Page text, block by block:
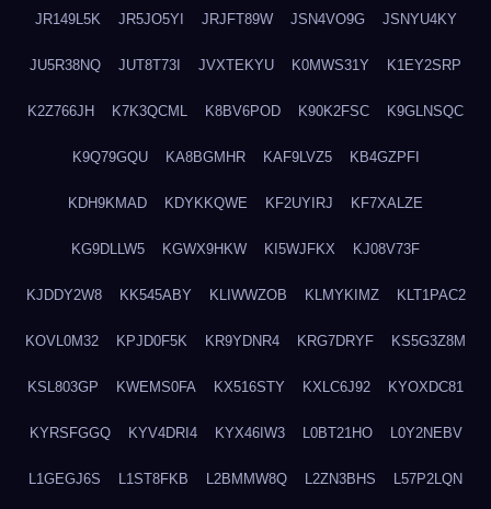
JR149L5K JR5JO5YI JRJFT89W JSN4VO9G JSNYU4KY
JU5R38NQ JUT8T73I JVXTEKYU K0MWS31Y K1EY2SRP
K2Z766JH K7K3QCML K8BV6POD K90K2FSC K9GLNSQC
K9Q79GQU KA8BGMHR KAF9LVZ5 KB4GZPFI
KDH9KMAD KDYKKQWE KF2UYIRJ KF7XALZE
KG9DLLW5 KGWX9HKW KI5WJFKX KJ08V73F
KJDDY2W8 KK545ABY KLIWWZOB KLMYKIMZ KLT1PAC2
KOVL0M32 KPJD0F5K KR9YDNR4 KRG7DRYF KS5G3Z8M
KSL803GP KWEMS0FA KX516STY KXLC6J92 KYOXDC81
KYRSFGGQ KYV4DRI4 KYX46IW3 L0BT21HO L0Y2NEBV
L1GEGJ6S L1ST8FKB L2BMMW8Q L2ZN3BHS L57P2LQN